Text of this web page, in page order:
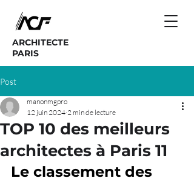
ARCHITECTE
PARIS
Post
TOP 10 des meilleurs
architectes à Paris 11
manonmgpro
12 juin 2024 2 min de lecture
Le classement des